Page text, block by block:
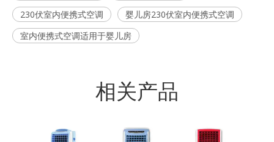
230伏室内便携式空调
婴儿房230伏室内便携式空调
室内便携式空调适用于婴儿房
相关产品